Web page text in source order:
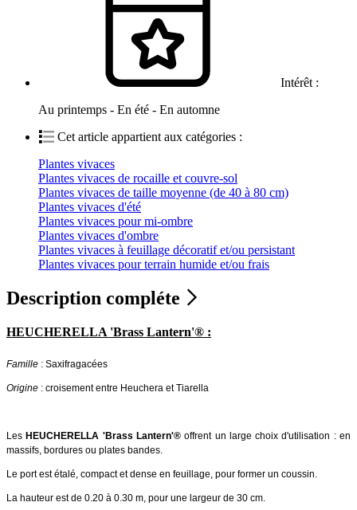
Intérêt :
Au printemps - En été - En automne
Cet article appartient aux catégories :
Plantes vivaces
Plantes vivaces de rocaille et couvre-sol
Plantes vivaces de taille moyenne (de 40 à 80 cm)
Plantes vivaces d'été
Plantes vivaces pour mi-ombre
Plantes vivaces d'ombre
Plantes vivaces à feuillage décoratif et/ou persistant
Plantes vivaces pour terrain humide et/ou frais
Description compléte
HEUCHERELLA 'Brass Lantern'® :
Famille : Saxifragacées
Origine : croisement entre Heuchera et Tiarella
Les HEUCHERELLA 'Brass Lantern'® offrent un large choix d'utilisation : en
massifs, bordures ou plates bandes.
Le port est étalé, compact et dense en feuillage, pour former un coussin.
La hauteur est de 0.20 à 0.30 m, pour une largeur de 30 cm.